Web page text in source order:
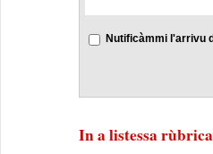
Nutificàmmi l'arrivu
In a listessa